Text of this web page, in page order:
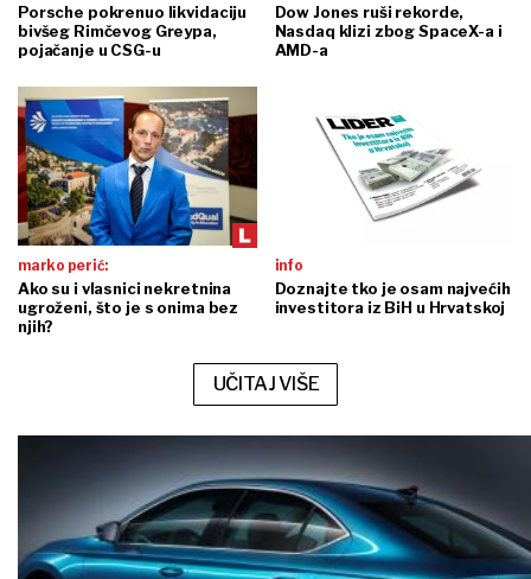
Porsche pokrenuo likvidaciju
bivšeg Rimčevog Greypa,
pojačanje u CSG-u
Dow Jones ruši rekorde,
Nasdaq klizi zbog SpaceX-a i
AMD-a
marko perić:
Ako su i vlasnici nekretnina
ugroženi, što je s onima bez
njih?
info
Doznajte tko je osam najvećih
investitora iz BiH u Hrvatskoj
UČITAJ VIŠE